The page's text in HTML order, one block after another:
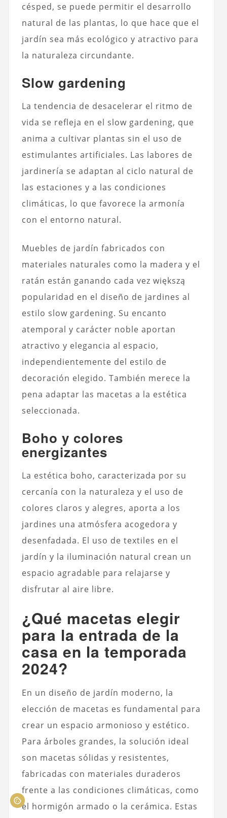
césped, se puede permitir el desarrollo
natural de las plantas, lo que hace que el
jardín sea más ecológico y atractivo para
la naturaleza circundante.
Slow gardening
La tendencia de desacelerar el ritmo de
vida se refleja en el slow gardening, que
anima a cultivar plantas sin el uso de
estimulantes artificiales. Las labores de
jardinería se adaptan al ciclo natural de
las estaciones y a las condiciones
climáticas, lo que favorece la armonía
con el entorno natural.
Muebles de jardín fabricados con
materiales naturales como la madera y el
ratán están ganando cada vez większą
popularidad en el diseño de jardines al
estilo slow gardening. Su encanto
atemporal y carácter noble aportan
atractivo y elegancia al espacio,
independientemente del estilo de
decoración elegido. También merece la
pena adaptar las macetas a la estética
seleccionada.
Boho y colores
energizantes
La estética boho, caracterizada por su
cercanía con la naturaleza y el uso de
colores claros y alegres, aporta a los
jardines una atmósfera acogedora y
desenfadada. El uso de textiles en el
jardín y la iluminación natural crean un
espacio agradable para relajarse y
disfrutar al aire libre.
¿Qué macetas elegir
para la entrada de la
casa en la temporada
2024?
En un diseño de jardín moderno, la
elección de macetas es fundamental para
crear un espacio armonioso y estético.
Para árboles grandes, la solución ideal
son macetas sólidas y resistentes,
fabricadas con materiales duraderos
frente a las condiciones climáticas, como
el hormigón armado o la cerámica. Estas